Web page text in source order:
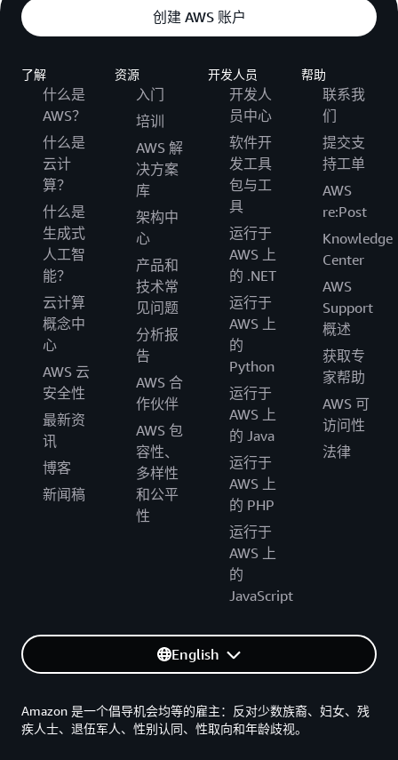
创建 AWS 账户
了解
什么是
AWS？
什么是
云计
算？
什么是
生成式
人工智
能？
云计算
概念中
心
AWS 云
安全性
最新资
讯
博客
新闻稿
资源
入门
培训
AWS 解
决方案
库
架构中
心
产品和
技术常
见问题
分析报
告
AWS 合
作伙伴
AWS 包
容性、
多样性
和公平
性
开发人员
开发人
员中心
软件开
发工具
包与工
具
运行于
AWS 上
的 .NET
运行于
AWS 上
的
Python
运行于
AWS 上
的 Java
运行于
AWS 上
的 PHP
运行于
AWS 上
的
JavaScript
帮助
联系我
们
提交支
持工单
AWS
re:Post
Knowledge
Center
AWS
Support
概述
获取专
家帮助
AWS 可
访问性
法律
English
Amazon 是一个倡导机会均等的雇主：反对少数族裔、妇女、残
疾人士、退伍军人、性别认同、性取向和年龄歧视。